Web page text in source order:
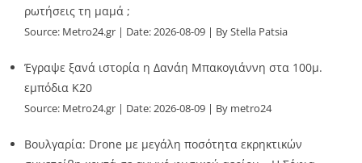
ρωτήσεις τη μαμά ;
Source: Metro24.gr Date: 2026-08-09 By Stella Patsia
Έγραψε ξανά ιστορία η Δανάη Μπακογιάννη στα 100μ.
εμπόδια Κ20
Source: Metro24.gr Date: 2026-08-09 By metro24
Βουλγαρία: Drone με μεγάλη ποσότητα εκρηκτικών